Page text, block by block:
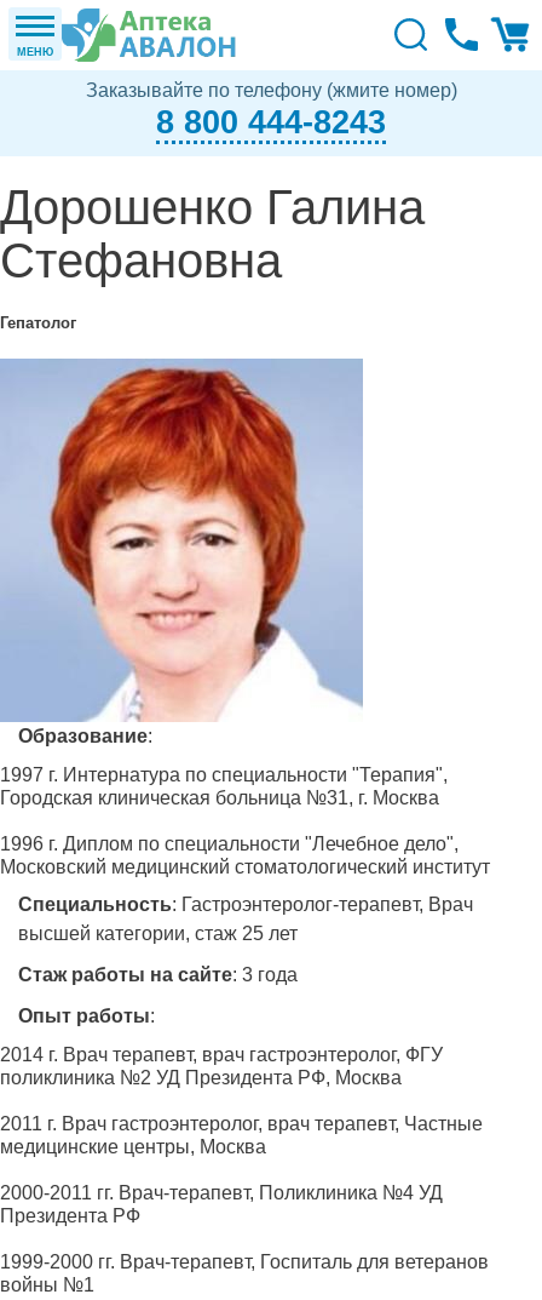
МЕНЮ
Заказывайте по телефону (жмите номер)
8 800 444-8243
Дорошенко Галина
Стефановна
Гепатолог
Образование:
1997 г. Интернатура по специальности "Терапия",
Городская клиническая больница №31, г. Москва
1996 г. Диплом по специальности "Лечебное дело",
Московский медицинский стоматологический институт
Специальность: Гастроэнтеролог-терапевт, Врач
высшей категории, стаж 25 лет
Стаж работы на сайте: 3 года
Опыт работы:
2014 г. Врач терапевт, врач гастроэнтеролог, ФГУ
поликлиника №2 УД Президента РФ, Москва
2011 г. Врач гастроэнтеролог, врач терапевт, Частные
медицинские центры, Москва
2000-2011 гг. Врач-терапевт, Поликлиника №4 УД
Президента РФ
1999-2000 гг. Врач-терапевт, Госпиталь для ветеранов
войны №1